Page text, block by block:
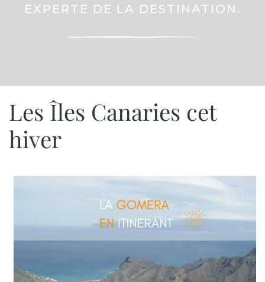
EXPERTE DE LA DESTINATION.
Les Îles Canaries cet
hiver